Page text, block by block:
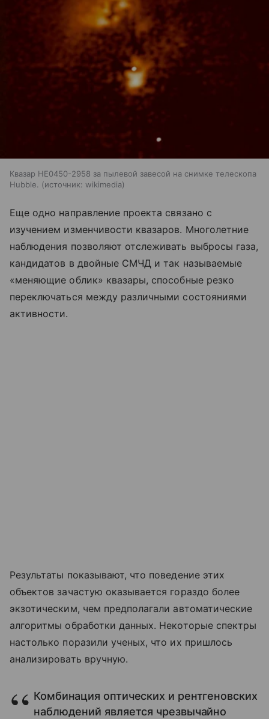
Квазар HE0450-2958 за пылевой завесой на снимке телескопа
Hubble.
источник: wikimedia
Еще одно направление проекта связано с
изучением изменчивости квазаров. Многолетние
наблюдения позволяют отслеживать выбросы газа,
кандидатов в двойные СМЧД и так называемые
«меняющие облик» квазары, способные резко
переключаться между различными состояниями
активности.
Результаты показывают, что поведение этих
объектов зачастую оказывается гораздо более
экзотическим, чем предполагали автоматические
алгоритмы обработки данных. Некоторые спектры
настолько поразили ученых, что их пришлось
анализировать вручную.
Комбинация оптических и рентгеновских
наблюдений является чрезвычайно